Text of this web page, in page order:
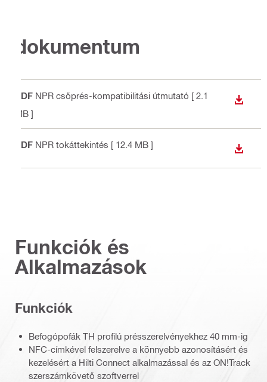
dokumentum
PDF NPR csőprés-kompatibilitási útmutató [ 2.1
MB ]
PDF NPR tokáttekintés [ 12.4 MB ]
Funkciók és
Alkalmazások
Funkciók
Befogópofák TH profilú présszerelvényekhez 40 mm-ig
NFC-címkével felszerelve a könnyebb azonosításért és
kezelésért a Hilti Connect alkalmazással és az ON!Track
szerszámkövető szoftverrel